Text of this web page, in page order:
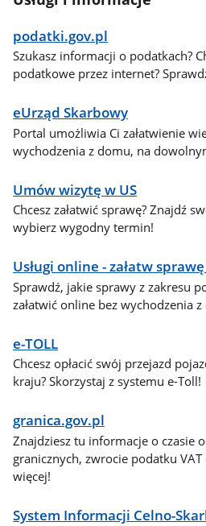
podatki.gov.pl
Szukasz informacji o podatkach?
podatkowe przez internet?
eUrząd Skarbowy
Portal umożliwia Ci załatwienie
wychodzenia z domu, na
Umów wizytę w US
Chcesz załatwić sprawę? Znajdź
wybierz wygodny termin!
Usługi online - załatw
Sprawdź, jakie sprawy z zakresu
załatwić online bez wychodzenia
e-TOLL
Chcesz opłacić swój przejazd
kraju? Skorzystaj z systemu e-Toll!
granica.gov.pl
Znajdziesz tu informacje o czasie
granicznych, zwrocie podatku
więcej!
System Informacji Celno-